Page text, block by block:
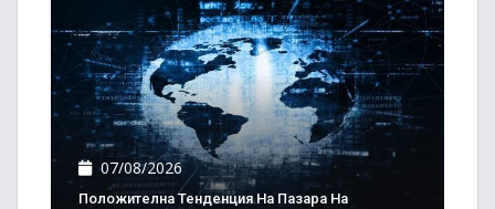
07/08/2026
Положителна Тенденция На Пазара На